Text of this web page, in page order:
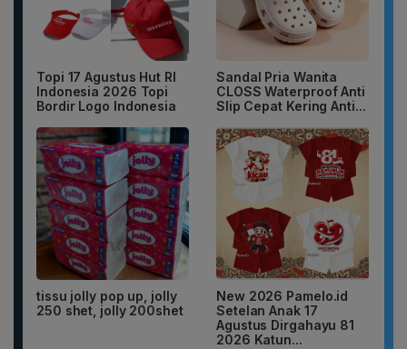
Topi 17 Agustus Hut RI
Indonesia 2026 Topi
Bordir Logo Indonesia
Sandal Pria Wanita
CLOSS Waterproof Anti
Slip Cepat Kering Anti...
tissu jolly pop up, jolly
250 shet, jolly 200shet
New 2026 Pamelo.id
Setelan Anak 17
Agustus Dirgahayu 81
2026 Katun...